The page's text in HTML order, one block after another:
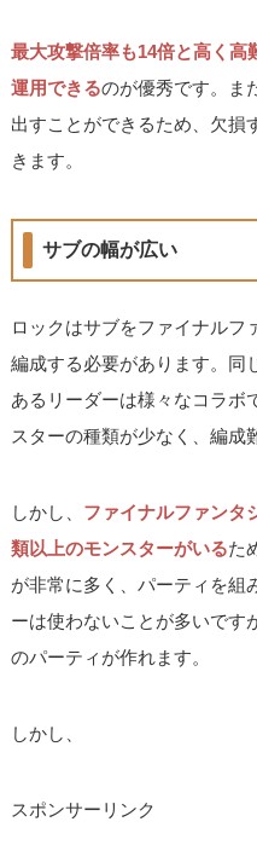
最大攻撃倍率も14倍と高く高
運用できるのが優秀です。ま
出すことができるため、欠損
きます。
サブの幅が広い
ロックはサブをファイナルフ
編成する必要があります。同
あるリーダーは様々なコラボ
スターの種類が少なく、編成
しかし、 ファイナルファンタ
類以上のモンスターがいるた
が非常に多く、パーティを組
ーは使わないことが多いです
のパーティが作れます。
しかし、
スポンサーリンク